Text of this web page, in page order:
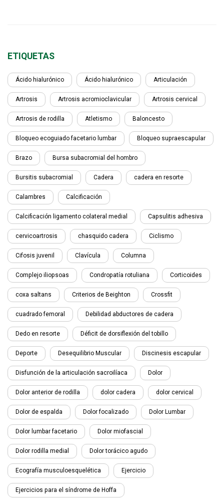
ETIQUETAS
Ácido hialurónico Ácido hialurónico Articulación
Artrosis Artrosis acromioclavicular Artrosis cervical
Artrosis de rodilla Atletismo Baloncesto
Bloqueo ecoguiado facetario lumbar Bloqueo supraescapular
Brazo Bursa subacromial del hombro
Bursitis subacromial Cadera cadera en resorte
Calambres Calcificación
Calcificación ligamento colateral medial Capsulitis adhesiva
cervicoartrosis chasquido cadera Ciclismo
Cifosis juvenil Clavícula Columna
Complejo iliopsoas Condropatía rotuliana Corticoides
coxa saltans Criterios de Beighton Crossfit
cuadrado femoral Debilidad abductores de cadera
Dedo en resorte Déficit de dorsiflexión del tobillo
Deporte Desequilibrio Muscular Discinesis escapular
Disfunción de la articulación sacroilíaca Dolor
Dolor anterior de rodilla dolor cadera dolor cervical
Dolor de espalda Dolor focalizado Dolor Lumbar
Dolor lumbar facetario Dolor miofascial
Dolor rodilla medial Dolor torácico agudo
Ecografía musculoesquelética Ejercicio
Ejercicios para el síndrome de Hoffa